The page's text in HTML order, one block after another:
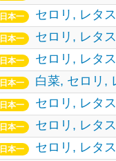
日本一 セロリ, レタ
日本一 セロリ, レタ
日本一 セロリ, レタ
日本一 白菜, セロリ,
日本一 セロリ, レタ
日本一 セロリ, レタ
日本一 セロリ, レタ